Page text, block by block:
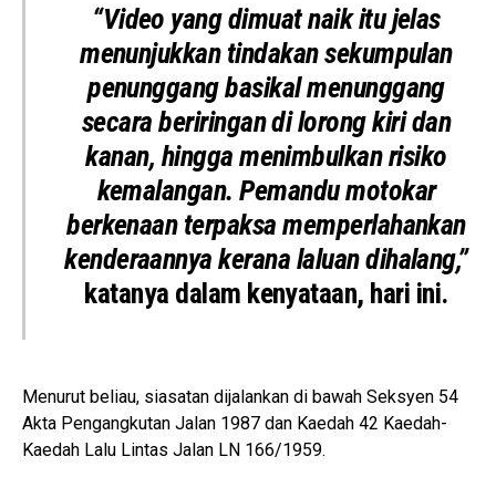
“Video yang dimuat naik itu jelas
menunjukkan tindakan sekumpulan
penunggang basikal menunggang
secara beriringan di lorong kiri dan
kanan, hingga menimbulkan risiko
kemalangan. Pemandu motokar
berkenaan terpaksa memperlahankan
kenderaannya kerana laluan dihalang,”
katanya dalam kenyataan, hari ini.
Menurut beliau, siasatan dijalankan di bawah Seksyen 54
Akta Pengangkutan Jalan 1987 dan Kaedah 42 Kaedah-
Kaedah Lalu Lintas Jalan LN 166/1959.